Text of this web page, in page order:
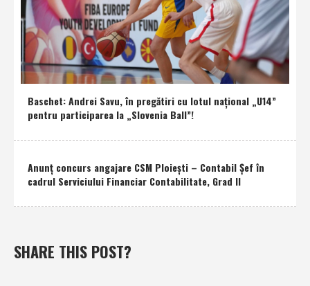
Baschet: Andrei Savu, în pregătiri cu lotul naţional „U14”
pentru participarea la „Slovenia Ball”!
Anunţ concurs angajare CSM Ploieşti – Contabil Şef în
cadrul Serviciului Financiar Contabilitate, Grad II
SHARE THIS POST?